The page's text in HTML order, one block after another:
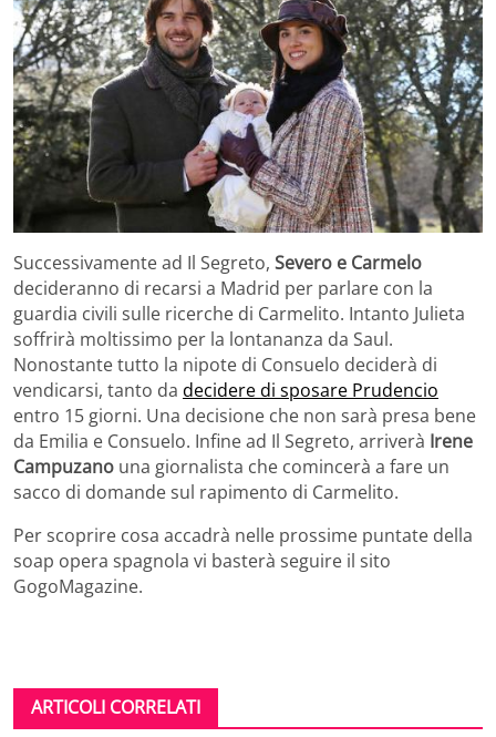
Successivamente ad Il Segreto, Severo e Carmelo
decideranno di recarsi a Madrid per parlare con la
guardia civili sulle ricerche di Carmelito. Intanto Julieta
soffrirà moltissimo per la lontananza da Saul.
Nonostante tutto la nipote di Consuelo deciderà di
vendicarsi, tanto da decidere di sposare Prudencio
entro 15 giorni. Una decisione che non sarà presa bene
da Emilia e Consuelo. Infine ad Il Segreto, arriverà Irene
Campuzano una giornalista che comincerà a fare un
sacco di domande sul rapimento di Carmelito.
Per scoprire cosa accadrà nelle prossime puntate della
soap opera spagnola vi basterà seguire il sito
GogoMagazine.
ARTICOLI CORRELATI